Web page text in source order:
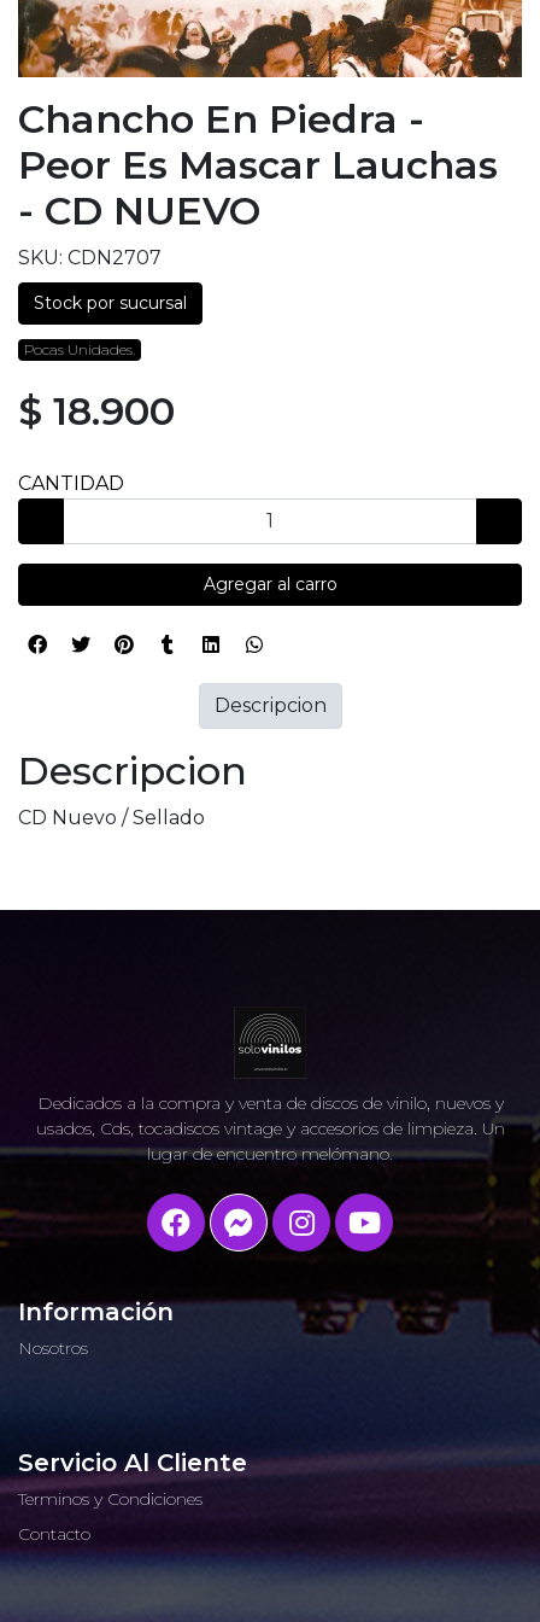
Chancho En Piedra -
Peor Es Mascar Lauchas
- CD NUEVO
SKU: CDN2707
Stock por sucursal
Pocas Unidades.
$ 18.900
CANTIDAD
Agregar al carro
Descripcion
CD Nuevo / Sellado
Descripcion
Dedicados a la compra y venta de discos de vinilo, nuevos y
usados, Cds, tocadiscos vintage y accesorios de limpieza. Un
lugar de encuentro melómano.
Información
Nosotros
Servicio Al Cliente
Terminos y Condiciones
Contacto